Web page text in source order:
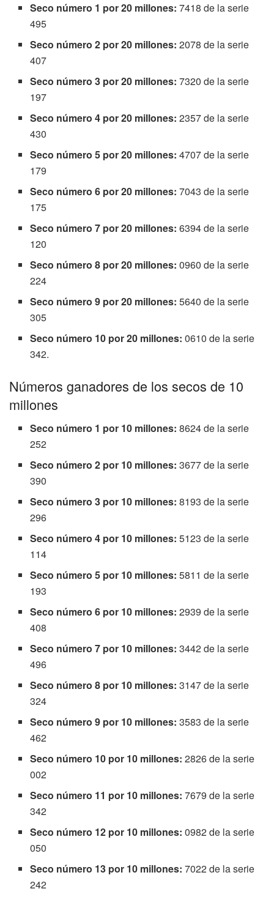
Seco número 1 por 20 millones:7418 de la serie
495
Seco número 2 por 20 millones:2078 de la serie
407
Seco número 3 por 20 millones:7320 de la serie
197
Seco número 4 por 20 millones:2357 de la serie
430
Seco número 5 por 20 millones:4707 de la serie
179
Seco número 6 por 20 millones:7043 de la serie
175
Seco número 7 por 20 millones:6394 de la serie
120
Seco número 8 por 20 millones:0960 de la serie
224
Seco número 9 por 20 millones:5640 de la serie
305
Seco número 10 por 20 millones:0610 de la serie
342.
Números ganadores de los secos de 10
millones
Seco número 1 por 10 millones:8624 de la serie
252
Seco número 2 por 10 millones:3677 de la serie
390
Seco número 3 por 10 millones:8193 de la serie
296
Seco número 4 por 10 millones:5123 de la serie
114
Seco número 5 por 10 millones:5811 de la serie
193
Seco número 6 por 10 millones:2939 de la serie
408
Seco número 7 por 10 millones:3442 de la serie
496
Seco número 8 por 10 millones:3147 de la serie
324
Seco número 9 por 10 millones:3583 de la serie
462
Seco número 10 por 10 millones:2826 de la serie
002
Seco número 11 por 10 millones:7679 de la serie
342
Seco número 12 por 10 millones:0982 de la serie
050
Seco número 13 por 10 millones:7022 de la serie
242